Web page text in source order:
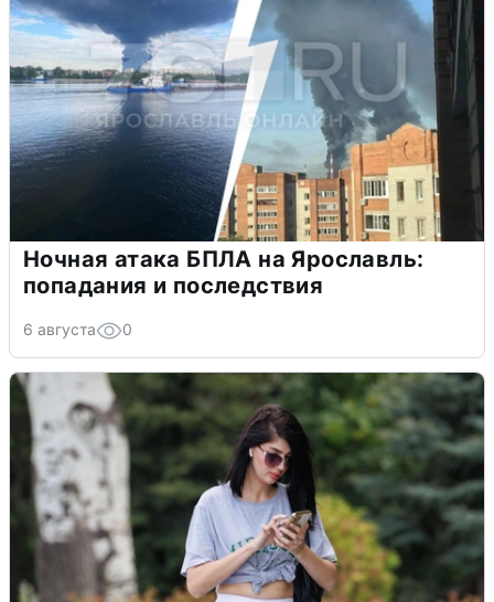
Ночная атака БПЛА на Ярославль:
попадания и последствия
6 августа 0